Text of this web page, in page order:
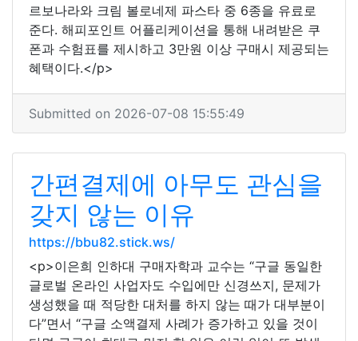
르보나라와 크림 볼로네제 파스타 중 6종을 유료로
준다. 해피포인트 어플리케이션을 통해 내려받은 쿠
폰과 수험표를 제시하고 3만원 이상 구매시 제공되는
혜택이다.</p>
Submitted on 2026-07-08 15:55:49
간편결제에 아무도 관심을
갖지 않는 이유
https://bbu82.stick.ws/
<p>이은희 인하대 구매자학과 교수는 “구글 동일한
글로벌 온라인 사업자도 수입에만 신경쓰지, 문제가
생성했을 때 적당한 대처를 하지 않는 때가 대부분이
다”면서 “구글 소액결제 사례가 증가하고 있을 것이